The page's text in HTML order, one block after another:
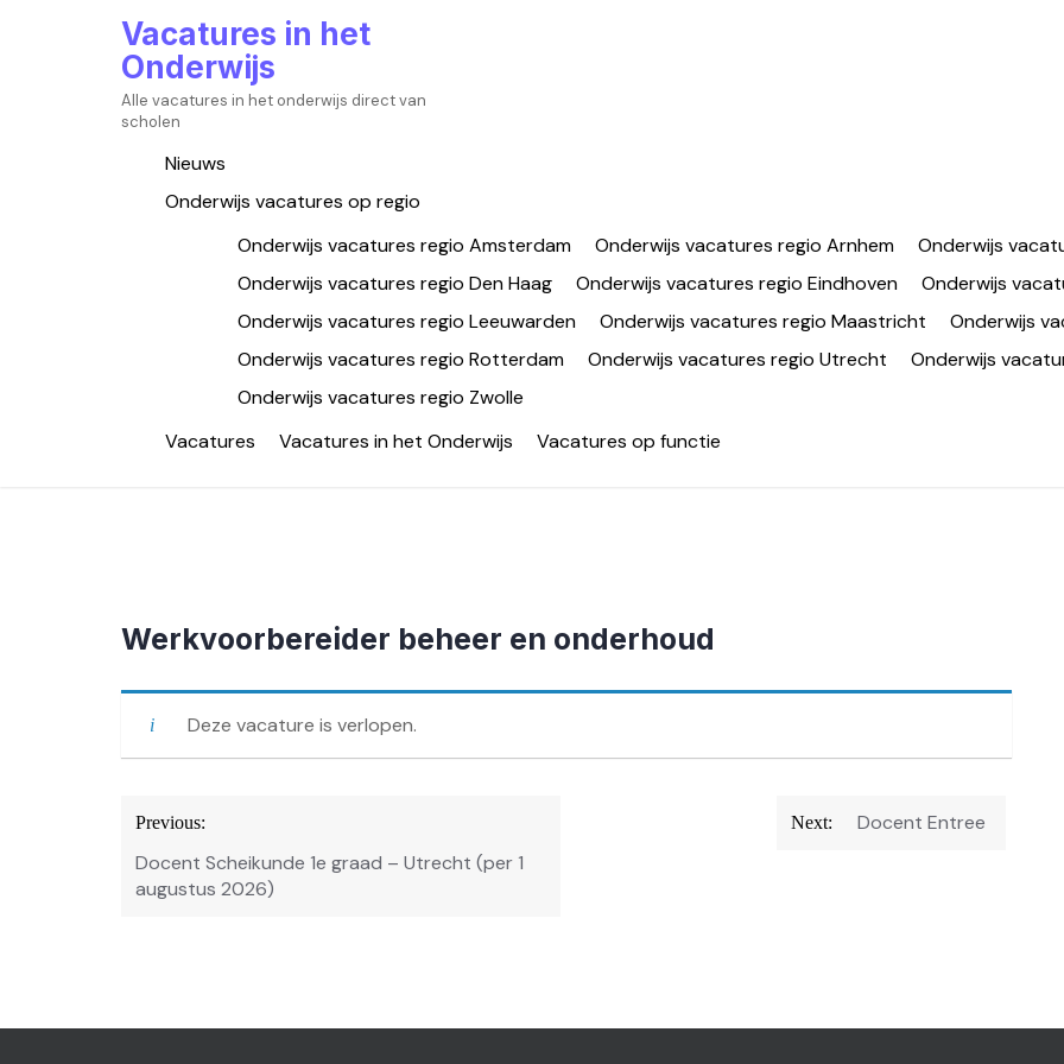
Vacatures in het
Onderwijs
Alle vacatures in het onderwijs direct van
scholen
Nieuws
Onderwijs vacatures op regio
Onderwijs vacatures regio Amsterdam
Onderwijs vacatures regio Arnhem
Onderwijs
Onderwijs vacatures regio Den Haag
Onderwijs vacatures regio Eindhoven
Onderwijs
Onderwijs vacatures regio Leeuwarden
Onderwijs vacatures regio Maastricht
Onderwijs
Onderwijs vacatures regio Rotterdam
Onderwijs vacatures regio Utrecht
Onderwijs
Onderwijs vacatures regio Zwolle
Vacatures
Vacatures in het Onderwijs Vacatures op functie
Werkvoorbereider beheer en onderhoud
Deze vacature is verlopen.
Bericht
navigatie
Previous:
Docent Scheikunde 1e graad – Utrecht (per 1
augustus 2026)
Next: Docent Entree